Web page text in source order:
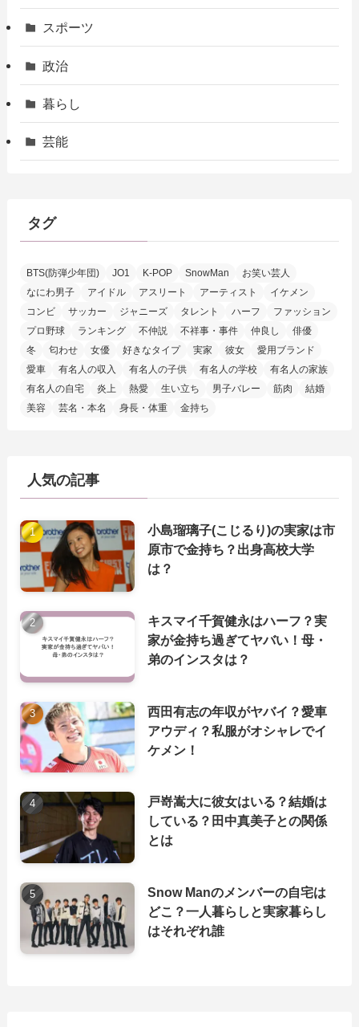
スポーツ
政治
暮らし
芸能
タグ
BTS(防弾少年団) JO1 K-POP SnowMan
お笑い芸人
なにわ男子
アイドル アスリート アーティスト
イケメン
コンビ
サッカー ジャニーズ タレント ハーフ
ファッション
プロ野球
ランキング 不仲説 不祥事・事件 仲良し
俳優
冬
匂わせ 女優 好きなタイプ 実家 彼女
愛用ブランド
愛車
有名人の収入 有名人の子供 有名人の学校
有名人の家族
有名人の自宅
炎上 熱愛 生い立ち 男子バレー 筋肉
結婚
美容
芸名・本名 身長・体重 金持ち
人気の記事
小島瑠璃子(こじるり)の実家は市
原市で金持ち？出身高校大学
は？
キスマイ千賀健永はハーフ？実
家が金持ち過ぎてヤバい！母・
弟のインスタは？
西田有志の年収がヤバイ？愛車
アウディ？私服がオシャレでイ
ケメン！
戸嵜嵩大に彼女はいる？結婚は
している？田中真美子との関係
とは
Snow Manのメンバーの自宅は
どこ？一人暮らしと実家暮らし
はそれぞれ誰